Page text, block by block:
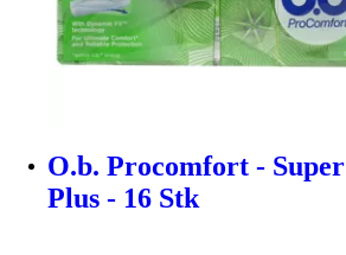
O.b. Procomfort - Super
Plus - 16 Stk